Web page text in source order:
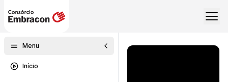
Menu
Início